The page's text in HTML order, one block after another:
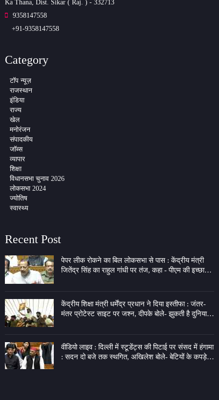
Ka Thana, Dist. Sikar ( Raj. ) - 332713
9358147558
+91-9358147558
Category
टॉप न्यूज़
राजस्थान
इंडिया
राज्य
खेल
मनोरंजन
संपादकीय
जॉब्स
व्यापार
शिक्षा
विधानसभा चुनाव 2026
लोकसभा 2024
ज्योतिष
स्वास्थ्य
Recent Post
पेपर लीक रोकने का बिल लोकसभा से पास : केंद्रीय मंत्री
जितेंद्र सिंह का राहुल गांधी पर तंज, कहा - पीएम की इच्छा
केंद्रीय शिक्षा मंत्री धर्मेंद्र प्रधान ने दिया इस्तीफा : जंतर-
मंतर प्रोटेस्ट साइट पर जश्न, दीपके बोले- झुकती है दुनिया,
वीडियो लाइव : दिल्ली में स्टूडेंट्स की पिटाई पर संसद में हंगामा
: सदन दो बजे तक स्थगित, अखिलेश बोले- बेटियों के कपड़े